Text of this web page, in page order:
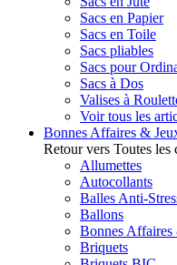
Sacs en Papier
Sacs en Toile
Sacs pliables
Sacs pour
Sacs à Dos
Valises à
Voir tous les
Bonnes Affaires &
Retour vers Toutes les
Allumettes
Autocollants
Balles Anti-
Ballons
Bonnes Affaires
Briquets